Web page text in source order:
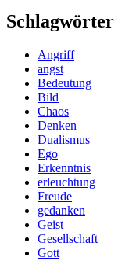
Schlagwörter
Angriff
angst
Bedeutung
Bild
Chaos
Denken
Dualismus
Ego
Erkenntnis
erleuchtung
Freude
gedanken
Geist
Gesellschaft
Gott